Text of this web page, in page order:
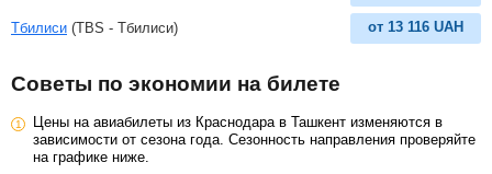
Тбилиси (TBS - Тбилиси) от 13 116 UAH
Советы по экономии на билете
Цены на авиабилеты из Краснодара в Ташкент изменяются в
зависимости от сезона года. Сезонность направления проверяйте
на графике ниже.